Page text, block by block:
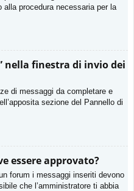
procedura necessaria per la
nella finestra di invio dei
di messaggi da completare e
sezione del Pannello di
essere approvato?
forum i messaggi inseriti devono
che l’amministratore ti abbia